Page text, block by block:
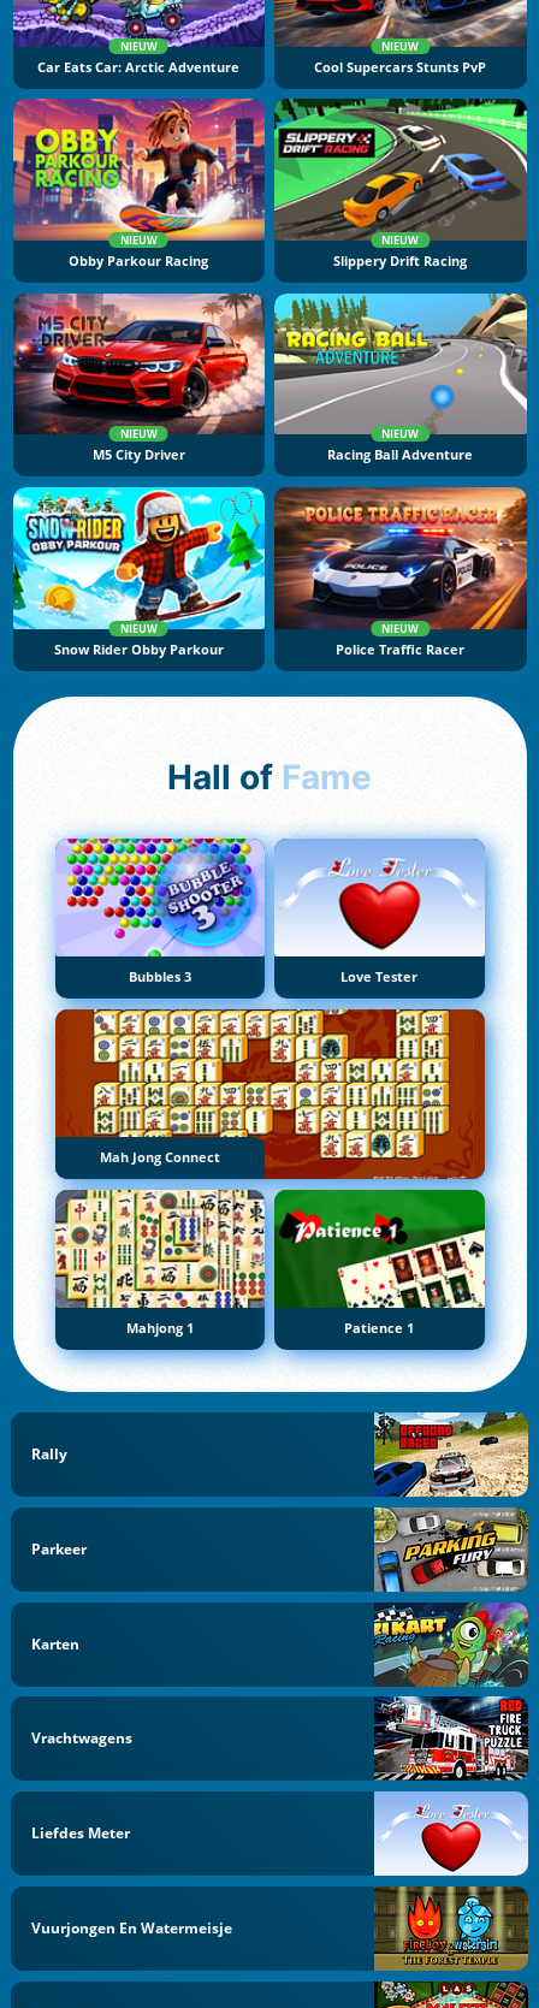
NIEUW
Car Eats Car: Arctic Adventure
NIEUW
Cool Supercars Stunts PvP
NIEUW
Obby Parkour Racing
NIEUW
Slippery Drift Racing
NIEUW
M5 City Driver
NIEUW
Racing Ball Adventure
NIEUW
Snow Rider Obby Parkour
NIEUW
Police Traffic Racer
Hall of Fame
Bubbles 3 Love Tester
Mah Jong Connect
Mahjong 1 Patience 1
Rally
Parkeer
Karten
Vrachtwagens
Liefdes Meter
Vuurjongen En Watermeisje